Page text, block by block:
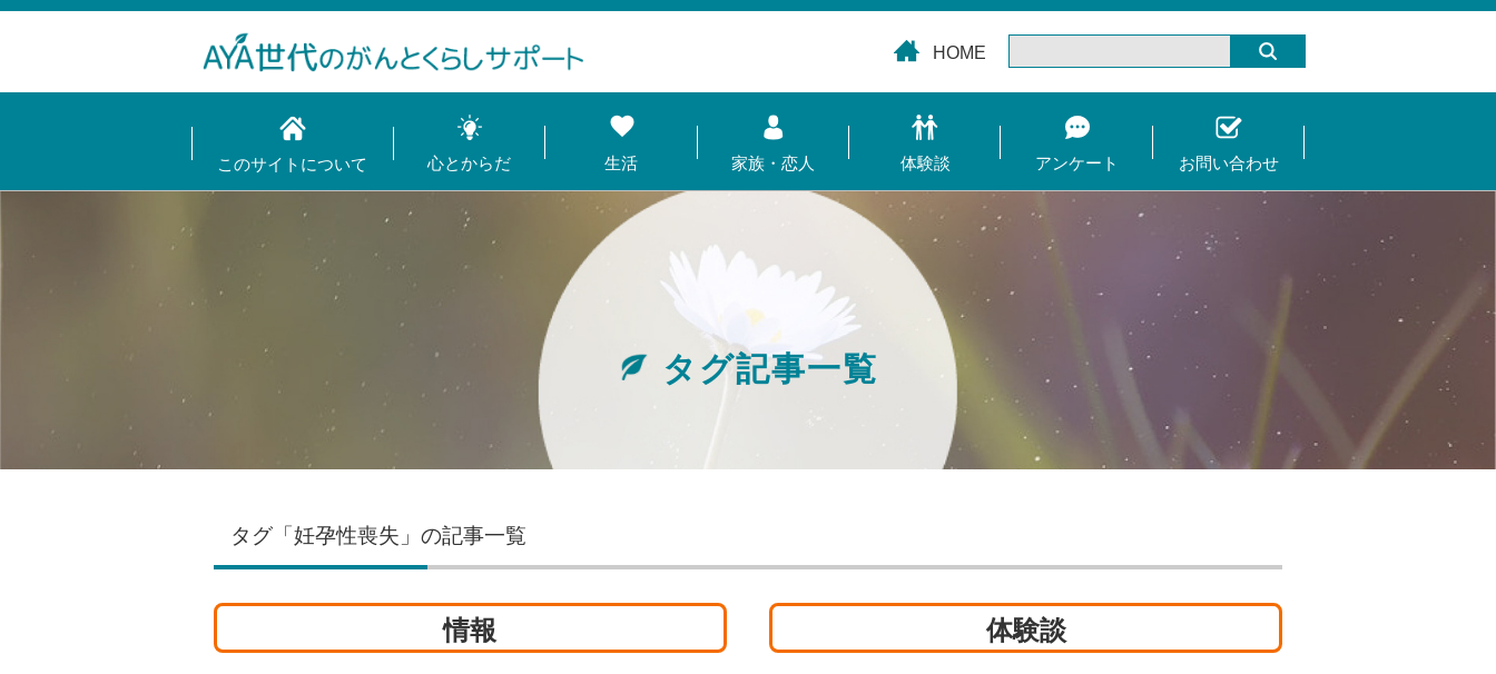
HOME
このサイトについて 心とからだ 生活 家族・恋人 体験談 アンケート お問い合わせ
タグ記事一覧
タグ「妊孕性喪失」の記事一覧
情報 体験談